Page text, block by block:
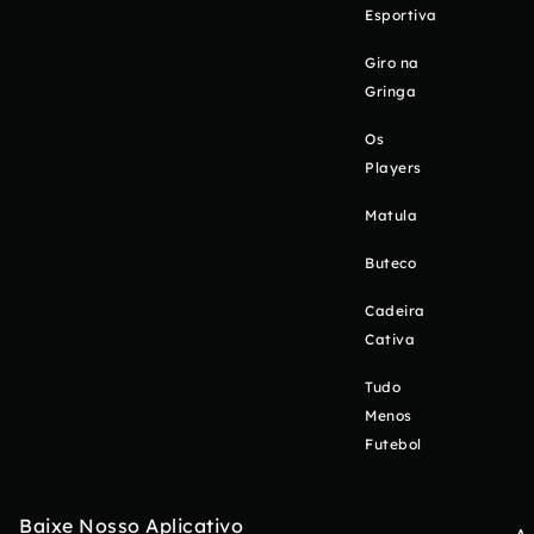
Esportiva
Giro na
Gringa
Os
Players
Matula
Buteco
Cadeira
Cativa
Tudo
Menos
Futebol
Baixe Nosso Aplicativo